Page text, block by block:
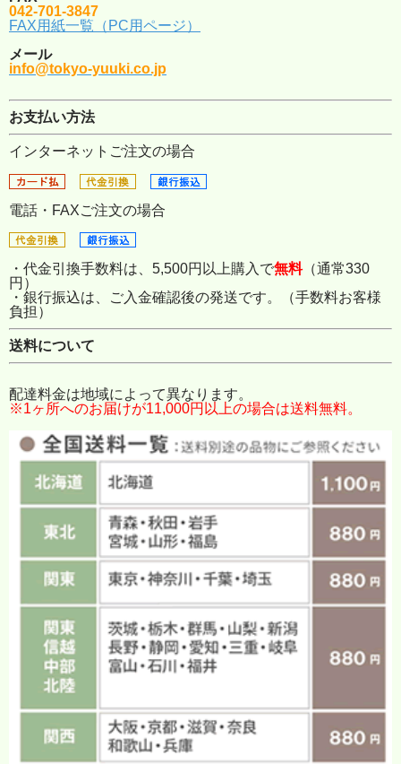
042-701-3847
FAX用紙一覧（PC用ページ）
メール
info@tokyo-yuuki.co.jp
お支払い方法
インターネットご注文の場合
電話・FAXご注文の場合
・代金引換手数料は、5,500円以上購入で無料（通常330
円）
・銀行振込は、ご入金確認後の発送です。（手数料お客様
負担）
送料について
配達料金は地域によって異なります。
※1ヶ所へのお届けが11,000円以上の場合は送料無料。